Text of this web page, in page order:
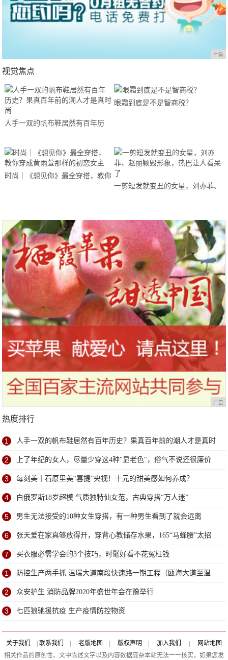
广告
视觉焦点
人手一双的帆布鞋居然有百年历
眼霜到底是不是智商税？
时尚｜《想见你》最全穿搭，教你
一剪短发就变丑的女星，刘亦菲、
广告
热度排行
1 人手一双的帆布鞋居然有百年历史？果真百年前的潮人才是真时
尚
2 上了年纪的女人，尽量少穿这4种"显老色"，俗气不说还很廉价
3 每刻美丨石原里美“喜提”央视！十元的甜美感如何养成？
4 白俄罗斯18岁超模 气质独特仙女范，古典穿搭“万人迷”
5 男生无法接受的10种女生穿搭，有一种男生看到了就会远离
6 张天爱在家真够放得开，穿背心教储存水果，165“马蜂腰”太招
摇
7 买衣服必需学会的3个技巧，时髦好看不花冤枉钱
1 防控生产两手抓 温瑞大道南段快速路一期工程（瓯海大道至温
州南）（第2标段）施工正式复工
2 众安护生 消防品牌2020年盛世年会在豫举行
3 七匹狼驰援抗疫 生产疫情防控物资
关于我们 联系我们 老版地图 版权声明 加入我们
网站地图
相关作品的原创性、文中陈述文字以及内容数据庞杂本站无法一一核实，如果您发